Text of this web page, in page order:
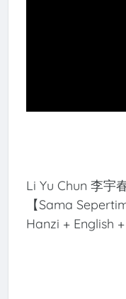
Li Yu Chun 李宇
【Sama
Hanzi + English